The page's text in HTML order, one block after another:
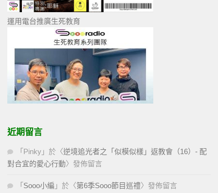
運用電台推廣生死教育
近期留言
「 Pinky 」於〈逆境追光者之「似模似樣」返教會（16）- 配
對合宜的愛心行動〉發佈留言
「 Sooo小編 」於〈第6季Sooo節目巡禮〉發佈留言